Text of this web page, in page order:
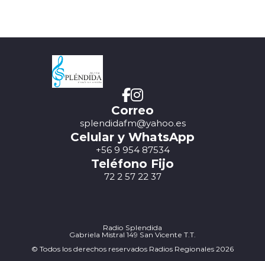
Correo
splendidafm@yahoo.es
Celular y WhatsApp
+56 9 954 87534
Teléfono Fijo
72 2 57 22 37
Radio Splendida
Gabriela Mistral 149 San Vicente T.T.
© Todos los derechos reservados Radios Regionales 2026